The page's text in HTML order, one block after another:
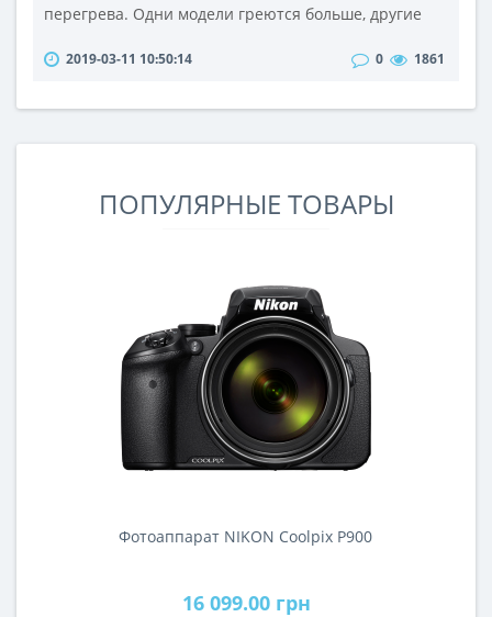
перегрева. Одни модели греются больше, другие
температура центрального процессора и ядер
отключению портативного компьютера и, в
2019-03-11 10:50:14 0 1861
ПОПУЛЯРНЫЕ ТОВАРЫ
Фотоаппарат NIKON Coolpix P900
16 099.00 грн